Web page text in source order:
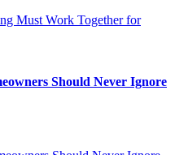
Should Never Ignore